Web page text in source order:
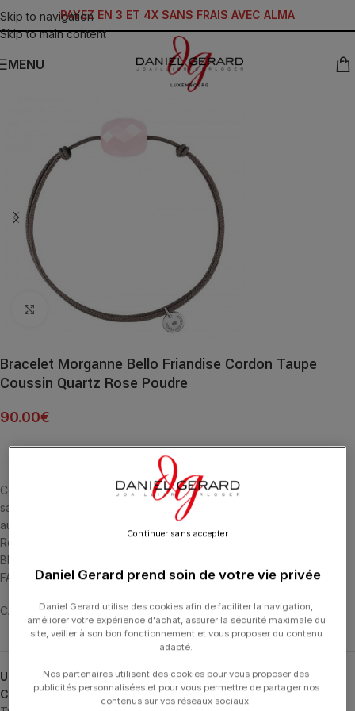
Skip to navigation
Skip to main content
PAYEZ EN 3 ET 4X SANS FRAIS AVEC ALMA
MENU
Click to enlarge
Bracelet Morganne Bello Friandise Cordon Taupe
Coussin Quartz Rose Poudre
90.00€
Cette collection emblématique met les pierres fines en majesté,
sans griffe, ni serti, au contact de la peau. La taille en « coussin »
aux multiples facettes apporte douceur et élégance. Le Quartz
Rose Poudré est la pierre de l’Amour et de la Réconciliation.
BRACELET CORDON TAUPE ET QUARTZ ROSE POUDRÉ MULTI-
FACETTÉE (5,87 CARATS) ARGENT 925
CARATS) ARGENT 925
UGS :
1015X47A122
Catégories : Bracelets, Bracelets Friandise, MORGANNE BELLO
Daniel Gerard prend soin de votre vie privée
Daniel Gerard utilise des cookies afin de faciliter la navigation,
améliorer votre expérience d'achat, assurer la sécurité maximale du
site, veiller à son bon fonctionnement et vous proposer du contenu
adapté.
Nos partenaires utilisent des cookies pour vous proposer des
publicités personnalisées et pour vous permettre de partager nos
contenus sur vos réseaux sociaux.
Continuer sans accepter